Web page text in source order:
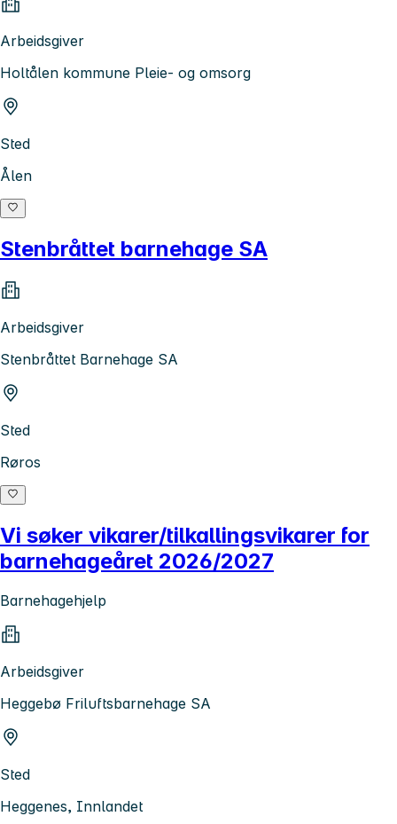
Arbeidsgiver
Holtålen kommune Pleie- og omsorg
Sted
Ålen
Stenbråttet barnehage SA
Arbeidsgiver
Stenbråttet Barnehage SA
Sted
Røros
Vi søker vikarer/tilkallingsvikarer for
barnehageåret 2026/2027
Barnehagehjelp
Arbeidsgiver
Heggebø Friluftsbarnehage SA
Sted
Heggenes, Innlandet